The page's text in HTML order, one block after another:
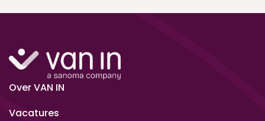
Over VAN IN
Vacatures